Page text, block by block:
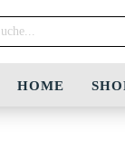
HOME